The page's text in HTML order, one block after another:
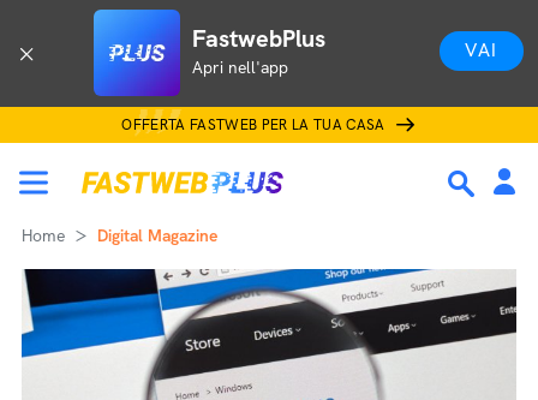
FastwebPlus
Apri nell'app
VAI
OFFERTA FASTWEB PER LA TUA CASA
Home Digital Magazine